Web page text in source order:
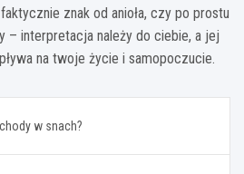
znak od anioła, czy po prostu
– interpretacja należy do ciebie, a jej
na twoje życie i samopoczucie.
w snach?